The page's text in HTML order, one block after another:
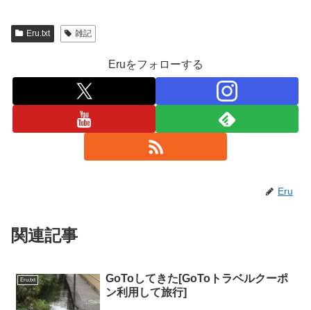
Eru.txt 雑記
Eruをフォローする
Eru
関連記事
Eru.txt
GoToしてきた[GoToトラベルクーポ
ン利用して旅行]